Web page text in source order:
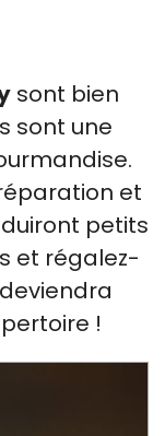
sont bien
sont une
et
petits
et régalez-
!